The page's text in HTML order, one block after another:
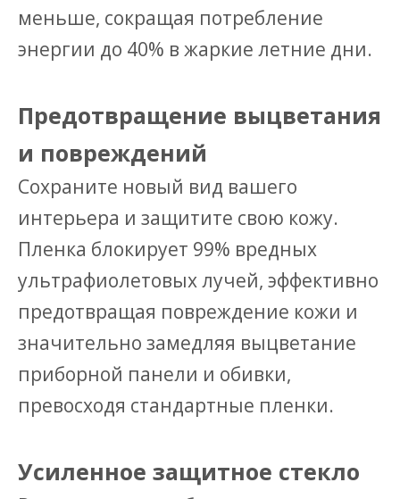
меньше, сокращая потребление
энергии до 40% в жаркие летние дни.
Предотвращение выцветания
и повреждений
Сохраните новый вид вашего
интерьера и защитите свою кожу.
Пленка блокирует 99% вредных
ультрафиолетовых лучей, эффективно
предотвращая повреждение кожи и
значительно замедляя выцветание
приборной панели и обивки,
превосходя стандартные пленки.
Усиленное защитное стекло